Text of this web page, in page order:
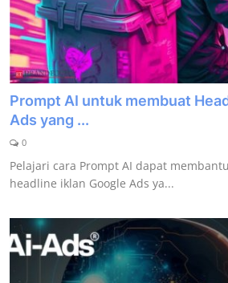
Prompt AI untuk membuat
Ads yang ...
0
Pelajari cara Prompt AI dapat
headline iklan Google Ads ya...